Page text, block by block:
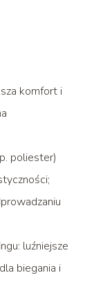
komfort i
poliester)
luźniejsze
biegania i